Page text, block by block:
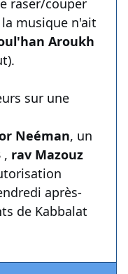
raser/couper
musique n'ait
Aroukh
sur une
Neéman, un
, rav Mazouz
après-
de Kabbalat